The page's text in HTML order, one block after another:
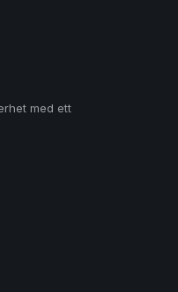
med ett